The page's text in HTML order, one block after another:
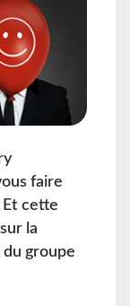
faire
cette
la
groupe